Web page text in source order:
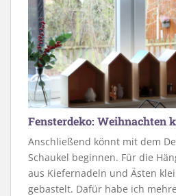
Fensterdeko: Weihnachten
Anschließend könnt mit dem
Schaukel beginnen. Für die
aus Kiefernadeln und Ästen
gebastelt. Dafür habe ich